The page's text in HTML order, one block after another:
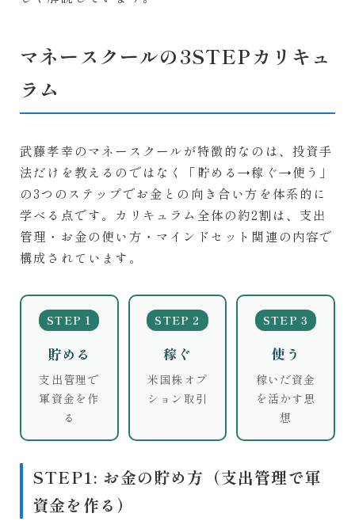
マネースクールの3STEPカリキュ
ラム
武藤孝幸のマネースクールが特徴的なのは、投資手
法だけを教えるのではなく「貯める→稼ぐ→使う」
の3つのステップでお金との向き合い方を体系的に
学べる点です。カリキュラム全体の約2割は、支出
管理・お金の使い方・マインドセット関連の内容で
構成されています。
STEP 1
貯める
支出管理で
軍資金を作
る
STEP 2
稼ぐ
米国株オプ
ション取引
STEP 3
使う
稼いだ資金
を活かす思
想
STEP1: お金の貯め方（支出管理で軍
資金を作る）